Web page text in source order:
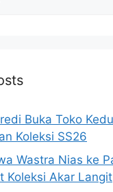
Buka Toko
Koleksi SS26
Wastra Nias ke
Koleksi Akar Langit